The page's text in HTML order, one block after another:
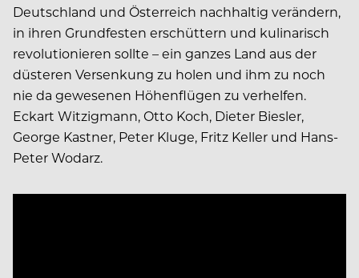
Deutschland und Österreich nachhaltig verändern,
in ihren Grundfesten erschüttern und kulinarisch
revolutionieren sollte – ein ganzes Land aus der
düsteren Versenkung zu holen und ihm zu noch
nie da gewesenen Höhenflügen zu verhelfen.
Eckart Witzigmann, Otto Koch, Dieter Biesler,
George Kastner, Peter Kluge, Fritz Keller und Hans-
Peter Wodarz.